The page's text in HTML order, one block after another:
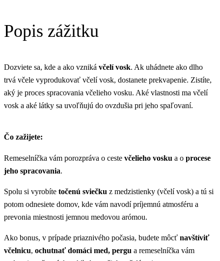
Popis zážitku
Dozviete sa, kde a ako vzniká včelí vosk. Ak uhádnete ako dlho
trvá včele vyprodukovať včelí vosk, dostanete prekvapenie. Zistíte,
aký je proces spracovania včelieho vosku. Aké vlastnosti ma včelí
vosk a aké látky sa uvoľňujú do ovzdušia pri jeho spaľovaní.
Čo zažijete:
Remeselníčka vám porozpráva o ceste včelieho vosku a o procese
jeho spracovania.
Spolu si vyrobíte točenú sviečku z medzistienky (včelí vosk) a tú si
potom odnesiete domov, kde vám navodí príjemnú atmosféru a
prevonia miestnosti jemnou medovou arómou.
Ako bonus, v prípade priaznivého počasia, budete môcť navštíviť
včelnicu, ochutnať domáci med, pergu a remeselníčka vám